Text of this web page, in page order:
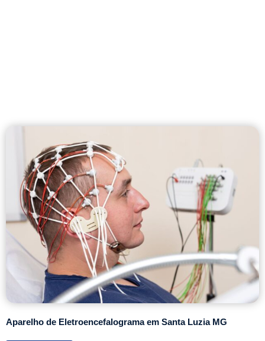
Aparelho de Eletroencefalograma em Santa Luzia MG